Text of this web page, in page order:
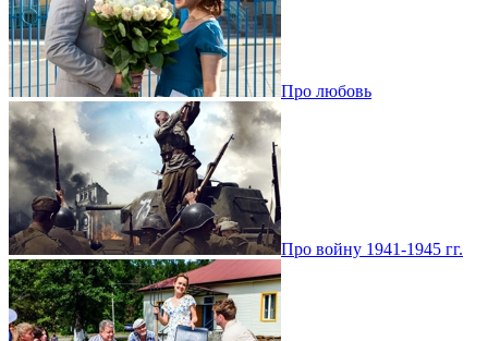
Про любовь
Про войну 1941-1945 гг.